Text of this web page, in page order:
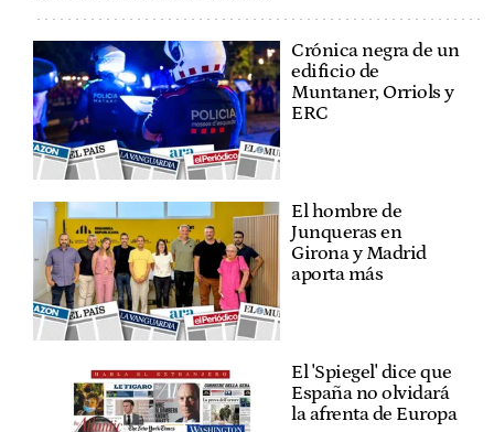
Crónica negra de un
edificio de
Muntaner, Orriols y
ERC
El hombre de
Junqueras en
Girona y Madrid
aporta más
El 'Spiegel' dice que
España no olvidará
la afrenta de Europa